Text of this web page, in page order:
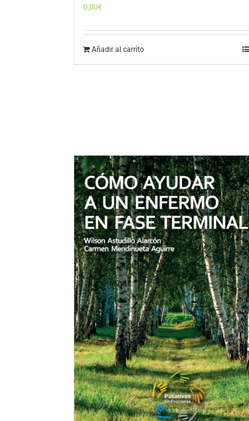
0,00€
Añadir al carrito